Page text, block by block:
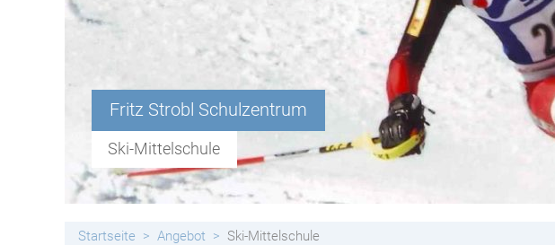
Schulsozialarbeit
Handyfreie Klassen
Facebook
Fritz Strobl Schulzentrum
Ski-Mittelschule
Startseite Angebot Ski-Mittelschule